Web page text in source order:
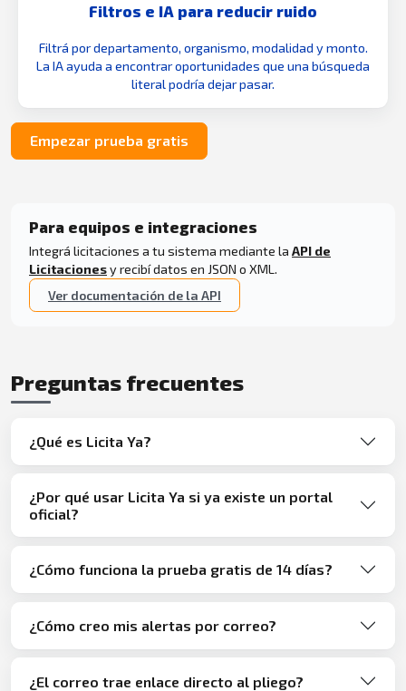
Filtros e IA para reducir ruido
Filtrá por departamento, organismo, modalidad y monto.
La IA ayuda a encontrar oportunidades que una búsqueda
literal podría dejar pasar.
Empezar prueba gratis
Para equipos e integraciones
Integrá licitaciones a tu sistema mediante la API de
Licitacionesy recibí datos en JSON o XML.
Ver documentación de la API
Preguntas frecuentes
¿Qué es Licita Ya?
¿Por qué usar Licita Ya si ya existe un portal
oficial?
¿Cómo funciona la prueba gratis de 14 días?
¿Cómo creo mis alertas por correo?
¿El correo trae enlace directo al pliego?